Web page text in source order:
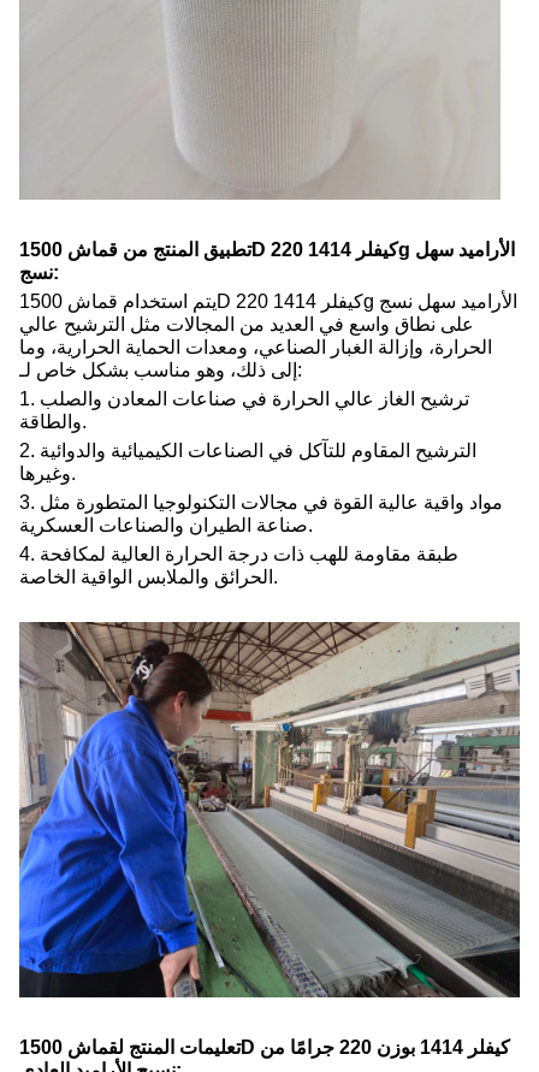
تطبيق المنتج من قماش 1500D كيفلر 1414 220g الأراميد سهل
نسج:
يتم استخدام قماش 1500D كيفلر 1414 220g الأراميد سهل نسج
على نطاق واسع في العديد من المجالات مثل الترشيح عالي
الحرارة، وإزالة الغبار الصناعي، ومعدات الحماية الحرارية، وما
إلى ذلك، وهو مناسب بشكل خاص لـ:
1. ترشيح الغاز عالي الحرارة في صناعات المعادن والصلب
والطاقة.
2. الترشيح المقاوم للتآكل في الصناعات الكيميائية والدوائية
وغيرها.
3. مواد واقية عالية القوة في مجالات التكنولوجيا المتطورة مثل
صناعة الطيران والصناعات العسكرية.
4. طبقة مقاومة للهب ذات درجة الحرارة العالية لمكافحة
الحرائق والملابس الواقية الخاصة.
تعليمات المنتج لقماش 1500D كيفلر 1414 بوزن 220 جرامًا من